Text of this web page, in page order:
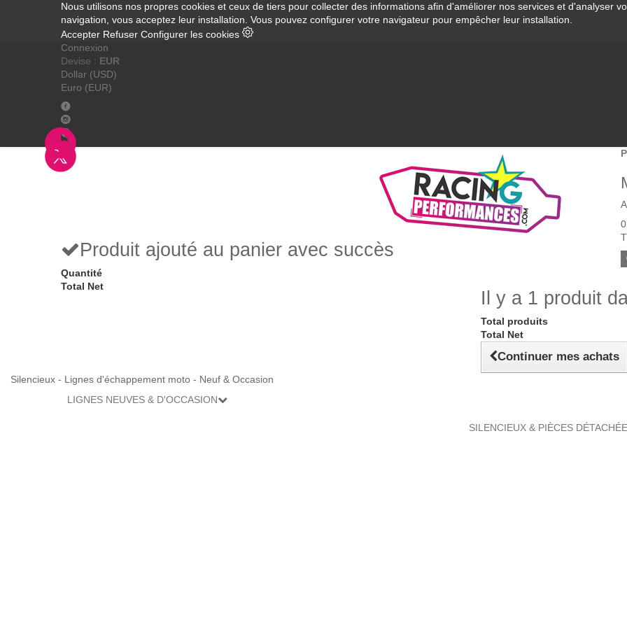
Nous utilisons nos propres cookies et ceux de tiers pour collecter des informations afin d'améliorer nos services et d'analyser
navigation, vous acceptez leur installation. Vous pouvez configurer votre navigateur pour empêcher leur installation.
Accepter Refuser Configurer les cookies
Connexion
Devise : EUR
Dollar (USD)
Euro (EUR)
Produit ajouté au panier avec succès
Quantité
Total Net
Il y a 1 produit
Total produits
Total Net
Continuer mes achats
Silencieux - Lignes d'échappement moto - Neuf & Occasion
LIGNES NEUVES & D'OCCASION
SILENCIEUX & PIÈCES